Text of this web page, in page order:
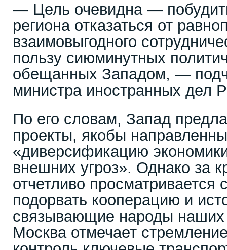
— Цель очевидна —
региона отказаться от
взаимовыгодного
пользу сиюминутных
обещанных Западом, —
министра иностранных дел
По его словам, Запад
проекты, якобы
«диверсификацию
внешних угроз». Однако за
отчетливо просматривается
подорвать кооперацию и
связывающие народы наших
Москва отмечает